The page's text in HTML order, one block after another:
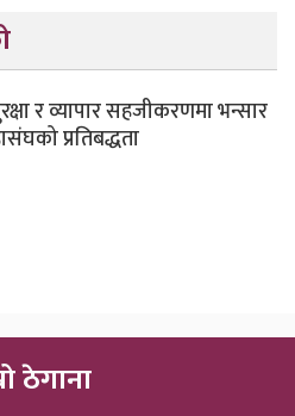
र व्यापार सहजीकरणमा भन्सार
प्रतिबद्धता
ठेगाना